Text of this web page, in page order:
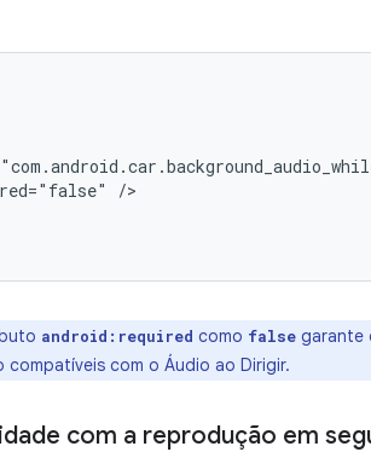
android:required como false garante
com o Áudio ao Dirigir.
com a reprodução em